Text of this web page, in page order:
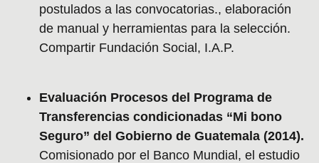
postulados a las convocatorias., elaboración
de manual y herramientas para la selección.
Compartir Fundación Social, I.A.P.
Evaluación Procesos del Programa de
Transferencias condicionadas “Mi bono
Seguro” del Gobierno de Guatemala (2014).
Comisionado por el Banco Mundial, el estudio